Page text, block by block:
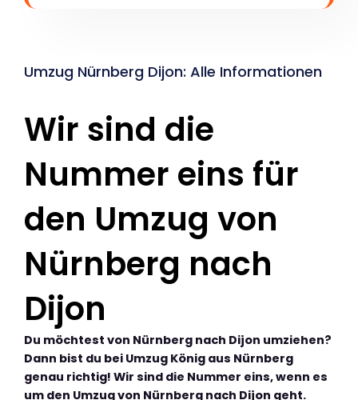
Umzug Nürnberg Dijon: Alle Informationen
Wir sind die
Nummer eins für
den Umzug von
Nürnberg nach
Dijon
Du möchtest von Nürnberg nach Dijon umziehen?
Dann bist du bei Umzug König aus Nürnberg
genau richtig! Wir sind die Nummer eins, wenn es
um den Umzug von Nürnberg nach Dijon geht.